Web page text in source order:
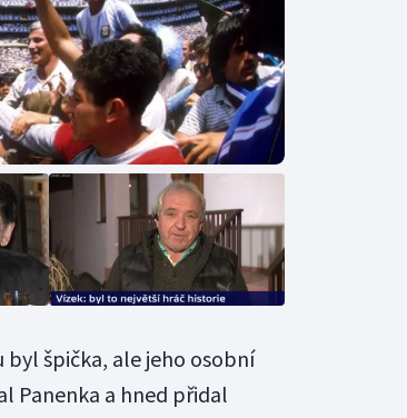
byl špička, ale jeho osobní
Panenka a hned přidal